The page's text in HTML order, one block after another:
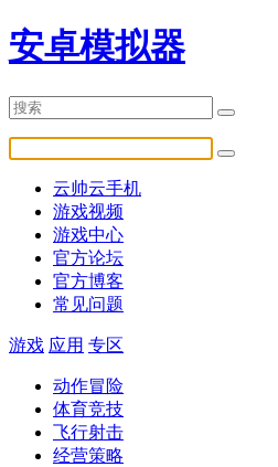
安卓模拟器
云帅云手机
游戏视频
游戏中心
官方论坛
官方博客
常见问题
游戏 应用 专区
动作冒险
体育竞技
飞行射击
经营策略